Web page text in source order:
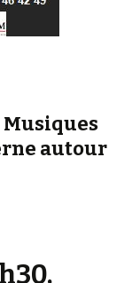
Musiques
autour